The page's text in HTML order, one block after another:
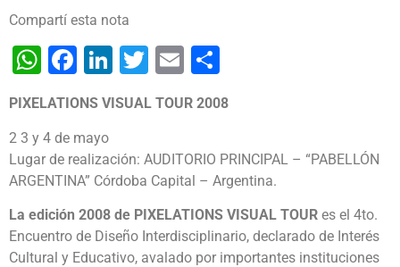
Compartí esta nota
WhatsApp
Facebook
LinkedIn
Twitter
Email
PIXELATIONS VISUAL TOUR 2008
2 3 y 4 de mayo
Lugar de realización: AUDITORIO PRINCIPAL – “PABELLÓN
ARGENTINA” Córdoba Capital – Argentina.
La edición 2008 de PIXELATIONS VISUAL TOUR es el 4to.
Encuentro de Diseño Interdisciplinario, declarado de Interés
Cultural y Educativo, avalado por importantes instituciones